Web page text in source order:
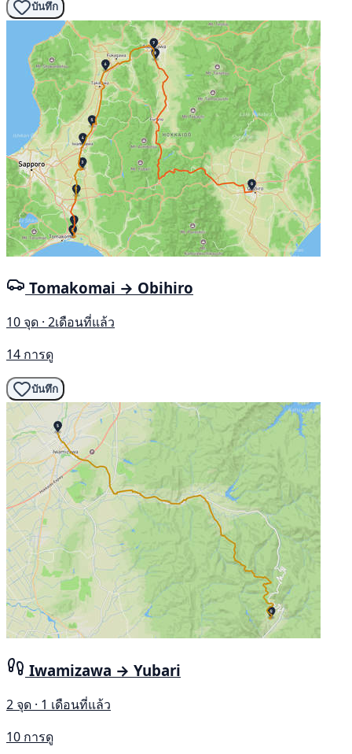
บันทึก
Tomakomai → Obihiro
10 จุด · 2เดือนที่แล้ว
14 การดู
บันทึก
Iwamizawa → Yubari
2 จุด · 1 เดือนที่แล้ว
10 การดู